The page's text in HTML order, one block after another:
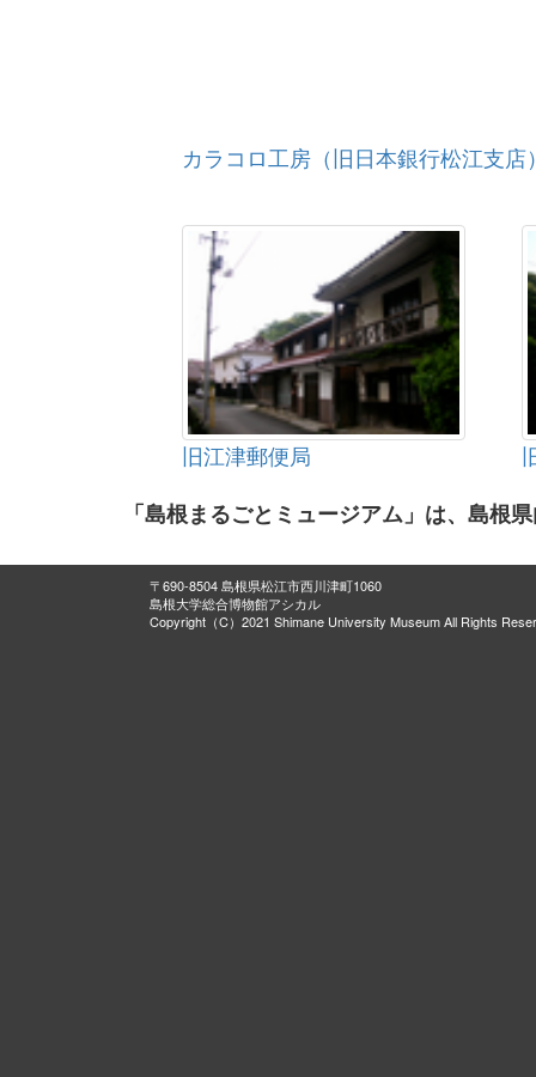
カラコロ工房（旧日本銀行松江支店
旧江津郵便局
「島根まるごとミュージアム」は、島根
〒690-8504 島根県松江市西川津町1060
島根大学総合博物館アシカル
Copyright（C）2021 Shimane University Museum All Rights